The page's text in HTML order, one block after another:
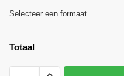
Selecteer een formaat
Totaal